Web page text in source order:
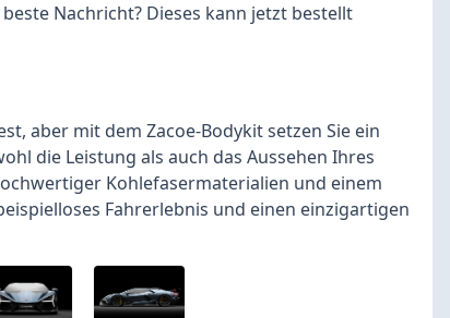
Nachricht? Dieses kann jetzt bestellt
aber mit dem Zacoe-Bodykit setzen Sie ein
die Leistung als auch das Aussehen Ihres
Kohlefasermaterialien und einem
Fahrerlebnis und einen einzigartigen